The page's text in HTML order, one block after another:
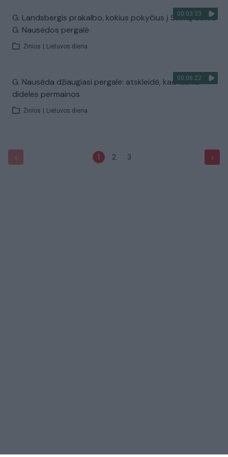
00:03:33
G. Landsbergis prakalbo, kokius pokyčius į Seimą atneš
G. Nausėdos pergalė
Žinios Lietuvos diena
00:06:22
G. Nausėda džiaugiasi pergale: atskleidė, kad laukia
dideles permainos
Žinios Lietuvos diena
‹ 1 2 3 ›